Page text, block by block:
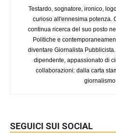
Testardo, sognatore, ironico,
curioso all'ennesima potenza.
continua ricerca del suo posto
Politiche e
diventare Giornalista
dipendente, appassionato di
collaborazioni: dalla carta
SEGUICI SUI SOCIAL